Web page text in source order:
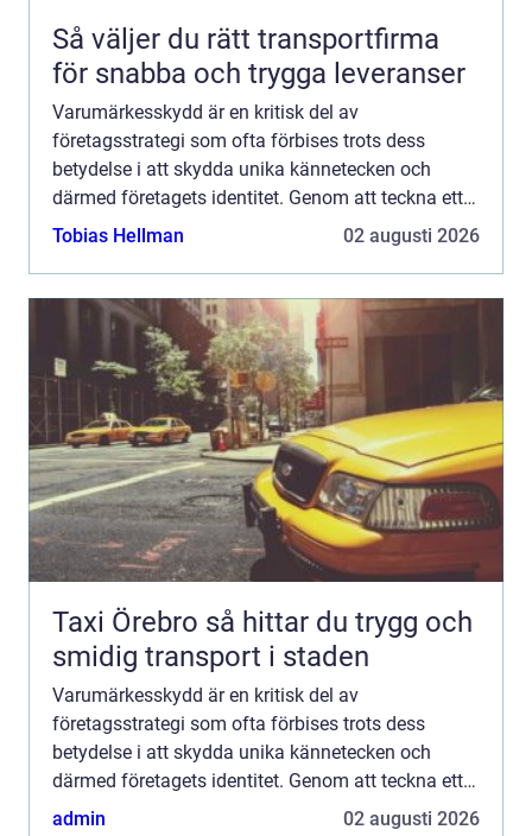
Så väljer du rätt transportfirma
för snabba och trygga leveranser
Varumärkesskydd är en kritisk del av
företagsstrategi som ofta förbises trots dess
betydelse i att skydda unika kännetecken och
därmed företagets identitet. Genom att teckna ett
varumärkesskydd kan företag...
Tobias Hellman 02 augusti 2026
Taxi Örebro så hittar du trygg och
smidig transport i staden
Varumärkesskydd är en kritisk del av
företagsstrategi som ofta förbises trots dess
betydelse i att skydda unika kännetecken och
därmed företagets identitet. Genom att teckna ett
varumärkesskydd kan företag...
admin 02 augusti 2026